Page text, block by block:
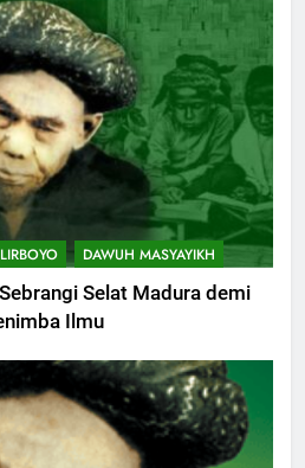
DAWUH MASYAYIKH
Selat Madura demi
Ilmu